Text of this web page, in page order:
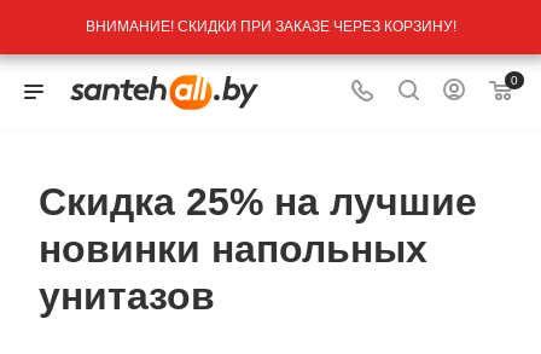
ВНИМАНИЕ! СКИДКИ ПРИ ЗАКАЗЕ ЧЕРЕЗ КОРЗИНУ!
0
Скидка 25% на лучшие
новинки напольных
унитазов